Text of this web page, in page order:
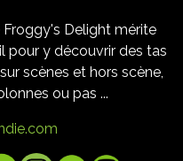
Delight mérite
pour y découvrir des tas
scènes et hors scène,
ou pas ...